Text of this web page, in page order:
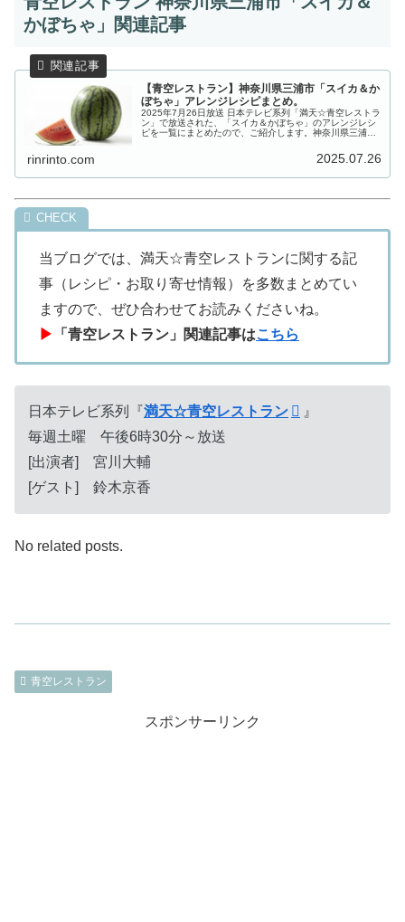
かぼちゃ」関連記事
【青空レストラン】神奈川県三浦市「スイカ＆か
ぼちゃ」アレンジレシピまとめ。
2025年7月26日放送 日本テレビ系列「満天☆青空レストラ
ン」で放送された、「スイカ＆かぼちゃ」のアレンジレシ
ピを一覧にまとめたので、ご紹介します。神奈川県三浦
rinrinto.com 2025.07.26
当ブログでは、満天☆青空レストランに関する記
事（レシピ・お取り寄せ情報）を多数まとめてい
ますので、ぜひ合わせてお読みくださいね。
▶
「青空レストラン」関連記事はこちら
日本テレビ系列『満天☆青空レストラン
』
毎週土曜 午後6時30分～放送
[出演者] 宮川大輔
[ゲスト] 鈴木京香
No related posts.
青空レストラン
スポンサーリンク